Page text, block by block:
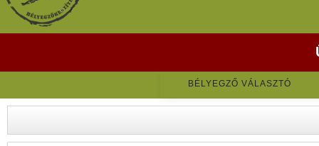
BÉLYEGZŐ VÁLASZTÓ